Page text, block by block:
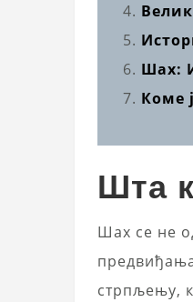
Шах:
Коме
Шта
Шах се не
стрпљењу,